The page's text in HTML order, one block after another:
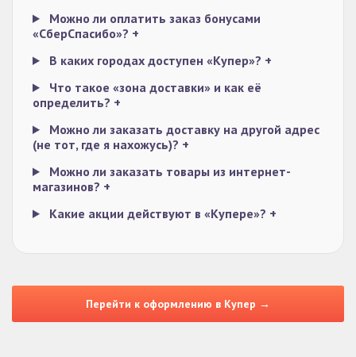
Можно ли оплатить заказ бонусами
«СберСпасибо»? +
В каких городах доступен «Купер»? +
Что такое «зона доставки» и как её
определить? +
Можно ли заказать доставку на другой адрес
(не тот, где я нахожусь)? +
Можно ли заказать товары из интернет-
магазинов? +
Какие акции действуют в «Купере»? +
Перейти к оформлению в Купер →